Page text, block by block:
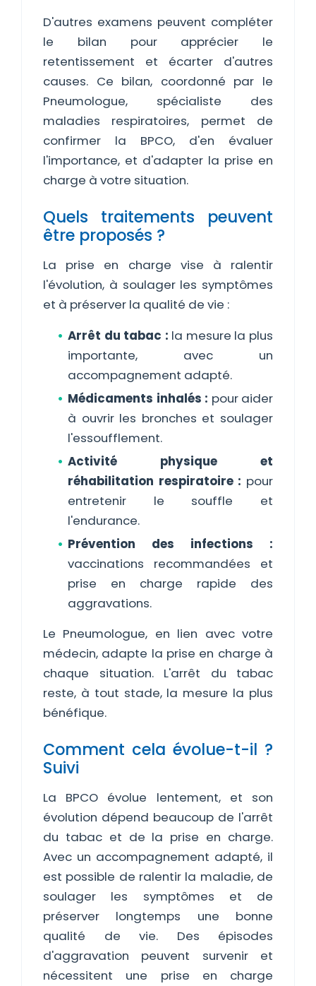
D'autres examens peuvent compléter
le bilan pour apprécier le
retentissement et écarter d'autres
causes. Ce bilan, coordonné par le
Pneumologue, spécialiste des
maladies respiratoires, permet de
confirmer la BPCO, d'en évaluer
l'importance, et d'adapter la prise en
charge à votre situation.
Quels traitements peuvent
être proposés ?
La prise en charge vise à ralentir
l'évolution, à soulager les symptômes
et à préserver la qualité de vie :
Arrêt du tabac : la mesure la plus
importante, avec un
accompagnement adapté.
Médicaments inhalés : pour aider
à ouvrir les bronches et soulager
l'essoufflement.
Activité physique et
réhabilitation respiratoire : pour
entretenir le souffle et
l'endurance.
Prévention des infections :
vaccinations recommandées et
prise en charge rapide des
aggravations.
Le Pneumologue, en lien avec votre
médecin, adapte la prise en charge à
chaque situation. L'arrêt du tabac
reste, à tout stade, la mesure la plus
bénéfique.
Comment cela évolue-t-il ?
Suivi
La BPCO évolue lentement, et son
évolution dépend beaucoup de l'arrêt
du tabac et de la prise en charge.
Avec un accompagnement adapté, il
est possible de ralentir la maladie, de
soulager les symptômes et de
préserver longtemps une bonne
qualité de vie. Des épisodes
d'aggravation peuvent survenir et
nécessitent une prise en charge